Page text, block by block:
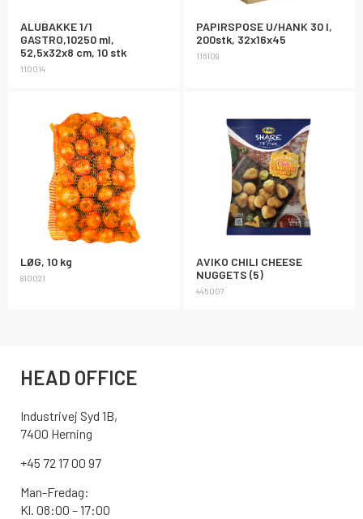
ALUBAKKE 1/1
GASTRO,10250 ml,
52,5x32x8 cm, 10 stk
110014
PAPIRSPOSE U/HANK 30 l,
200stk, 32x16x45
116109
LØG, 10 kg
810021
AVIKO CHILI CHEESE
NUGGETS (5)
445007
HEAD OFFICE
Industrivej Syd 1B,
7400 Herning
+45 72 17 00 97
Man-Fredag:
Kl. 08:00 – 17:00